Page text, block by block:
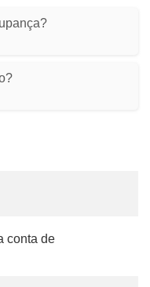
conta de